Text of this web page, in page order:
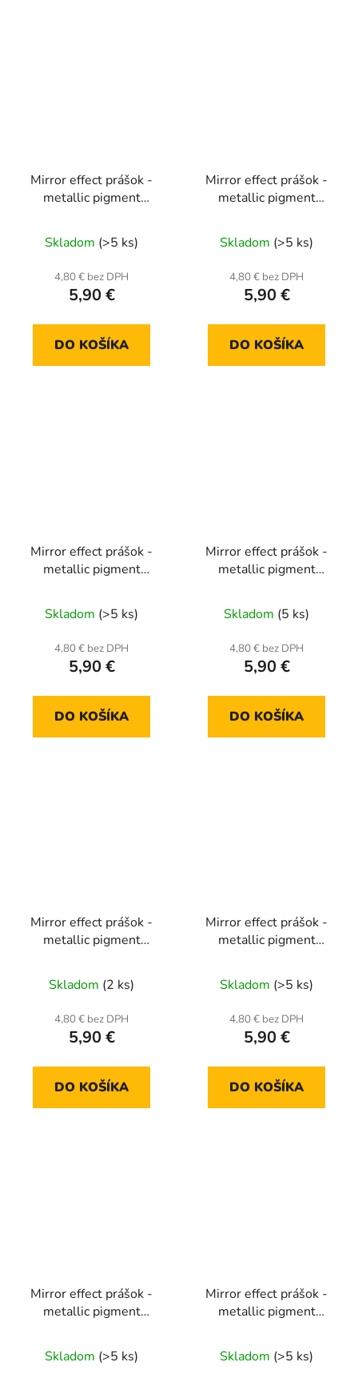
Mirror effect prášok -
metallic pigment
Skladom (>5 ks)
4,80 € bez DPH
5,90 €
DO KOŠÍKA
Mirror effect prášok -
metallic pigment
Skladom (>5 ks)
4,80 € bez DPH
5,90 €
DO KOŠÍKA
Mirror effect prášok -
metallic pigment
Skladom (>5 ks)
4,80 € bez DPH
5,90 €
DO KOŠÍKA
Mirror effect prášok -
metallic pigment
Skladom (5 ks)
4,80 € bez DPH
5,90 €
DO KOŠÍKA
Mirror effect prášok -
metallic pigment
Skladom (2 ks)
4,80 € bez DPH
5,90 €
DO KOŠÍKA
Mirror effect prášok -
metallic pigment
Skladom (>5 ks)
4,80 € bez DPH
5,90 €
DO KOŠÍKA
Mirror effect prášok -
metallic pigment
Skladom (>5 ks)
Mirror effect prášok -
metallic pigment
Skladom (>5 ks)